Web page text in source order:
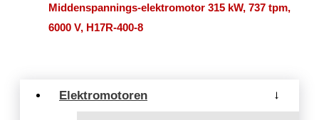
Elektromotoren →
Middenspannings-elektromotor 315 kW, 737 tpm,
6000 V, H17R-400-8